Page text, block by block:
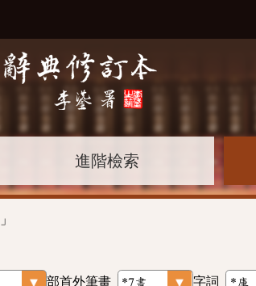
進階檢索
」
部首外筆畫 字詞